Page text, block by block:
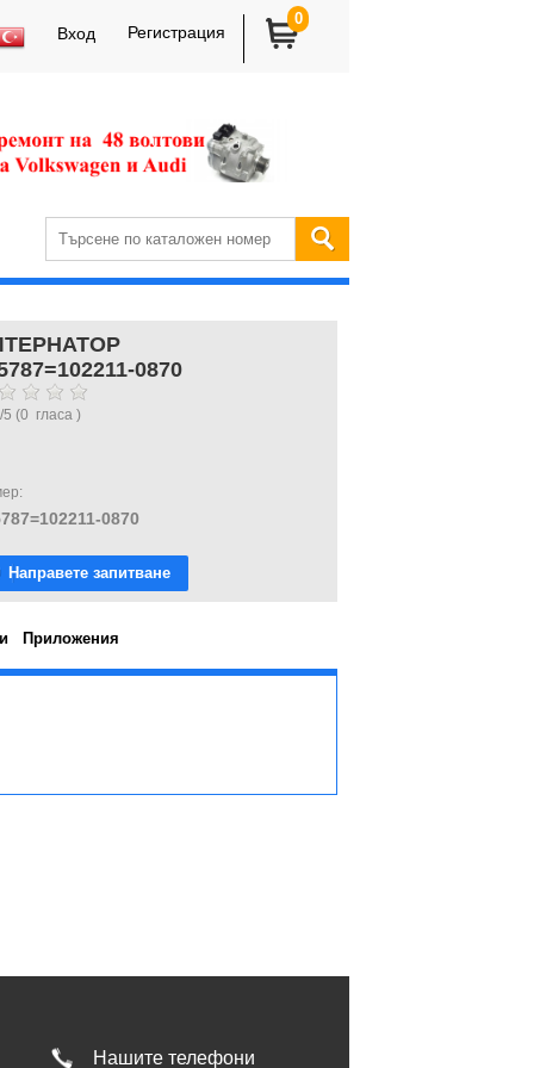
Вход Регистрация
0
0870
/5 (0 гласа )
0870
Направете запитване
Приложения
Нашите телефони